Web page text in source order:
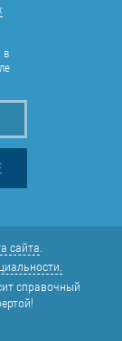
в
сайта
справочный